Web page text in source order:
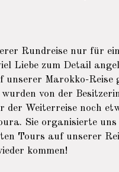
Rundreise nur für
Liebe zum Detail
Marokko-Reise
von der
Weiterreise noch
Sie organisierte
Tours auf unserer
kommen!